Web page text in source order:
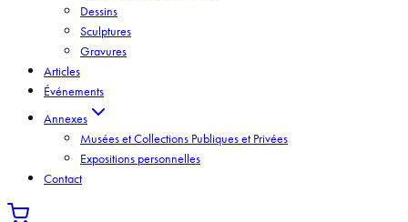
Dessins
Sculptures
Gravures
Articles
Événements
Annexes
Musées et Collections Publiques et Privées
Expositions personnelles
Contact